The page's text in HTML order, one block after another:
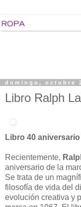
domingo, octubre
Libro Ralph
Libro 40
Recientemente,
aniversario de la
Se trata de un
filosofía de vida del
evolución creativa y